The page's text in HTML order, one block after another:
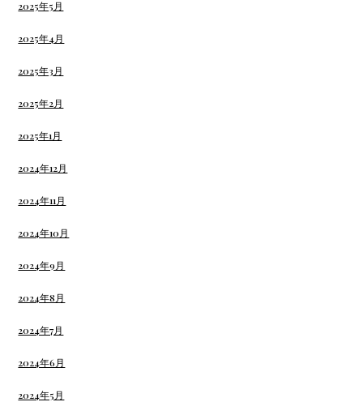
2025年5月
2025年4月
2025年3月
2025年2月
2025年1月
2024年12月
2024年11月
2024年10月
2024年9月
2024年8月
2024年7月
2024年6月
2024年5月